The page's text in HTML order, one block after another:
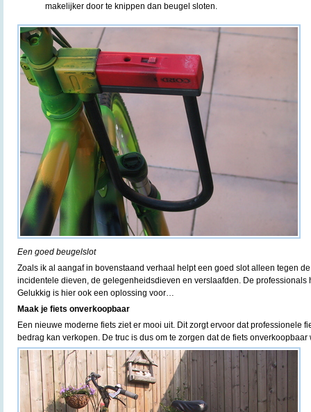
makelijker door te knippen dan beugel sloten.
Een goed beugelslot
Zoals ik al aangaf in bovenstaand verhaal helpt een goed slot alleen tegen
incidentele dieven, de gelegenheidsdieven en verslaafden. De professionals
Gelukkig is hier ook een oplossing voor…
Maak je fiets onverkoopbaar
Een nieuwe moderne fiets ziet er mooi uit. Dit zorgt ervoor dat professionele
bedrag kan verkopen. De truc is dus om te zorgen dat de fiets